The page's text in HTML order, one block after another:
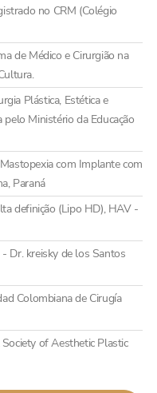
no CRM (Colégio
de Médico e Cirurgião na
Plástica, Estética e
Ministério da Educação
com Implante com
Paraná
definição (Lipo HD), HAV -
Dr. kreisky de los Santos
Colombiana de Cirugía
of Aesthetic Plastic